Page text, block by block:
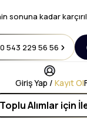
sonuna kadar
543 229 56 56
Giriş Yap / Kayıt Ol
Toplu Alımlar için